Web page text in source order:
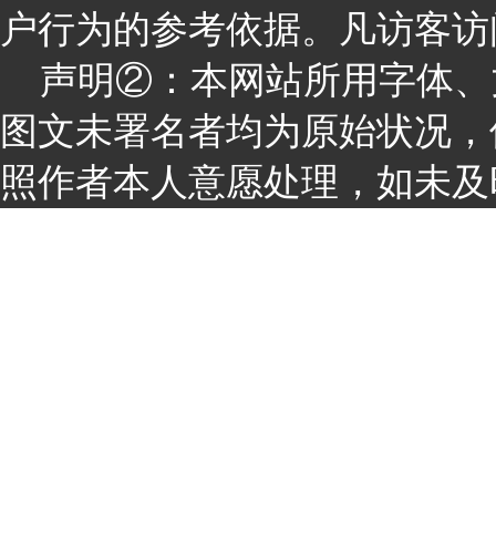
户行为的参考依据。凡访客
声明②：本网站所用字体、
图文未署名者均为原始状况
照作者本人意愿处理，如未